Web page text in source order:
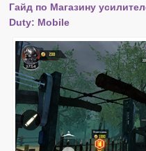
Гайд по Магазину
Duty: Mobile